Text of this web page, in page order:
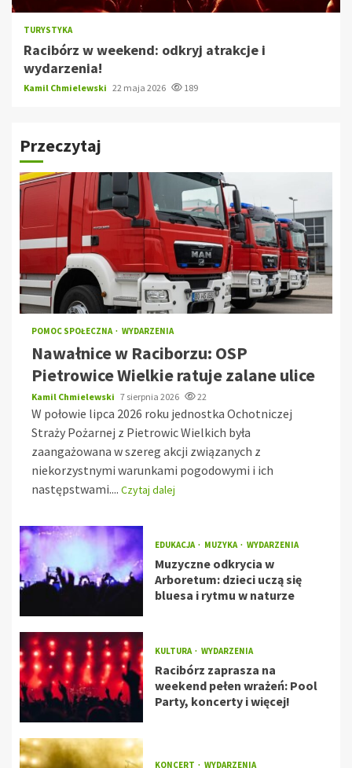
TURYSTYKA
Racibórz w weekend: odkryj atrakcje i
wydarzenia!
Kamil Chmielewski 22 maja 2026 189
Przeczytaj
POMOC SPOŁECZNA WYDARZENIA
Nawałnice w Raciborzu: OSP
Pietrowice Wielkie ratuje zalane ulice
Kamil Chmielewski 7 sierpnia 2026 22
W połowie lipca 2026 roku jednostka Ochotniczej
Straży Pożarnej z Pietrowic Wielkich była
zaangażowana w szereg akcji związanych z
niekorzystnymi warunkami pogodowymi i ich
następstwami.... Czytaj dalej
EDUKACJA MUZYKA WYDARZENIA
Muzyczne odkrycia w
Arboretum: dzieci uczą się
bluesa i rytmu w naturze
KULTURA WYDARZENIA
Racibórz zaprasza na
weekend pełen wrażeń: Pool
Party, koncerty i więcej!
KONCERT WYDARZENIA